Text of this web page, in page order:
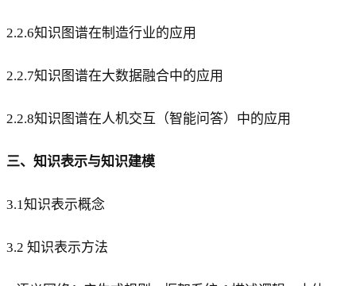
2.2.6知识图谱在制造行业的应用
2.2.7知识图谱在大数据融合中的应用
2.2.8知识图谱在人机交互（智能问答）中的应用
三、知识表示与知识建模
3.1知识表示概念
3.2 知识表示方法